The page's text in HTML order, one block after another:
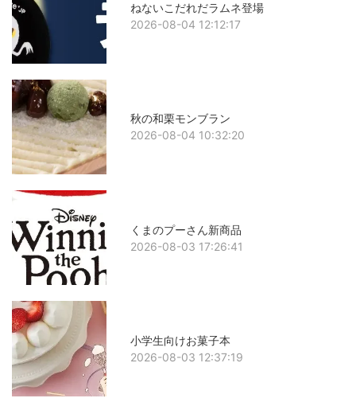
ねないこだれだラムネ登場
2026-08-04 12:12:17
秋の和栗モンブラン
2026-08-04 10:32:20
くまのプーさん新商品
2026-08-03 17:26:41
小学生向けお菓子本
2026-08-03 12:37:19